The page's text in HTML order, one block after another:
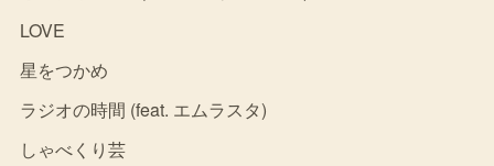
LOVE
星をつかめ
ラジオの時間 (feat. エムラスタ)
しゃべくり芸